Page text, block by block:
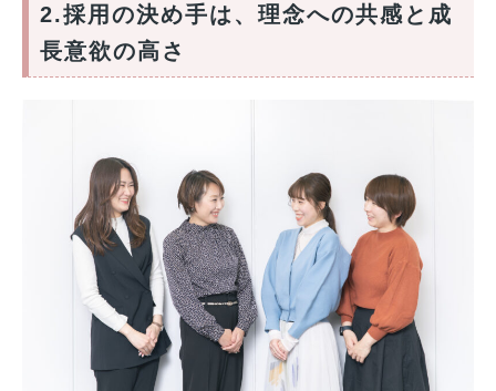
2.採用の決め手は、理念への共感と成
長意欲の高さ